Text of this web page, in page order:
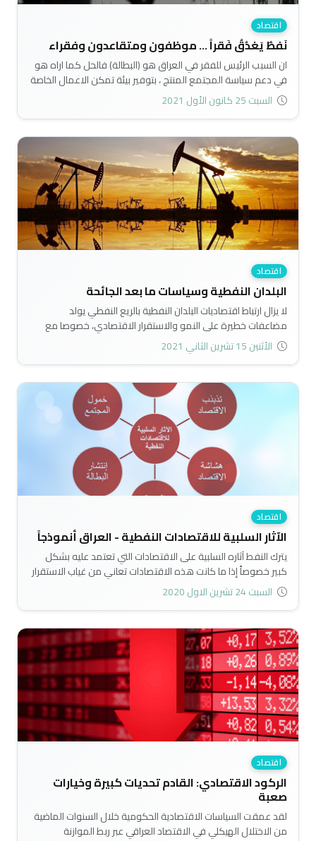
اقتصاد
نَفطٌ يَغدُقُ فَقراً ... موظفون ومتقاعدون وفقراء
ان السبب الرئيس للفقر في العراق هو (البطالة) فالحل كما اراه هو
في دعم سياسة المجتمع المنتج ، بتوفير بيئة تمكن الاعمال الخاصة
من النمو (حماية ، رأس مال ، طاقة) وربط مخرجات التعليم بحاجة
السوق..
السبت 25 كانون الأول 2021
اقتصاد
البلدان النفطية وسياسات ما بعد الجائحة
لا يزال ارتباط اقتصاديات البلدان النفطية بالريع النفطي يولد
مضاعفات خطيرة على النمو والاستقرار الاقتصادي، خصوصا مع
استمرار تسلل الصدمات النفطية الى الاقتصاد عبر قناة المالية
العامة، في البلدان التي لا تمتلك مصدات مالية مناسبة، وتعتمد على
النفط في تمويل الموازنة العامة بنسب تفوق (90%)، كالعراق مثلا..
الأثنين 15 تشرين الثاني 2021
اقتصاد
الآثار السلبية للاقتصادات النفطية - العراق أنموذجاً
يترك النفط آثاره السلبية على الاقتصادات التي تعتمد عليه بشكل
كبير خصوصاً إذا ما كانت هذه الاقتصادات تعاني من غياب الاستقرار
السياسي كما هو حال العراق. حيث يتصف الاقتصاد العراقي
بالاعتماد الشديد على النفط ماليةً وإنتاجاً وتجارةً، بحكم امتلاكه
كميات كبيرة منه انعكست على الإنتاج والتصدير النفطيين وعلى
الاقتصاد برمته..
السبت 24 تشرين الاول 2020
اقتصاد
الركود الاقتصادي: القادم تحديات كبيرة وخيارات
صعبة
لقد عمقت السياسات الاقتصادية الحكومية خلال السنوات الماضية
من الاختلال الهيكلي في الاقتصاد العراقي عبر ربط الموازنة